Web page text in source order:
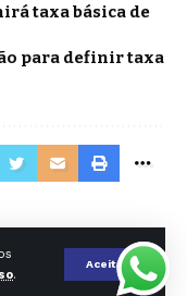
.
Aceitar
taxa básica de
para definir taxa
LTDA - CNPJ
263 - 3* andar - Bela
O Dia SP